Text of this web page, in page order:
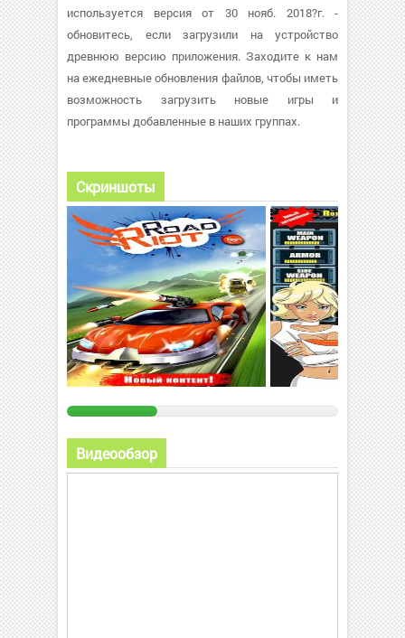
используется версия от 30 нояб. 2018?г. -
обновитесь, если загрузили на устройство
древнюю версию приложения. Заходите к нам
на ежедневные обновления файлов, чтобы иметь
возможность загрузить новые игры и
программы добавленные в наших группах.
Скриншоты
Видеообзор